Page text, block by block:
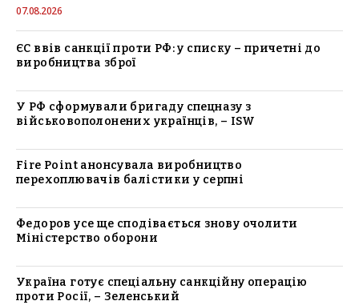
07.08.2026
ЄС ввів санкції проти РФ: у списку – причетні до
виробництва зброї
У РФ сформували бригаду спецназу з
військовополонених українців, – ISW
Fire Point анонсувала виробництво
перехоплювачів балістики у серпні
Федоров усе ще сподівається знову очолити
Міністерство оборони
Україна готує спеціальну санкційну операцію
проти Росії, – Зеленський